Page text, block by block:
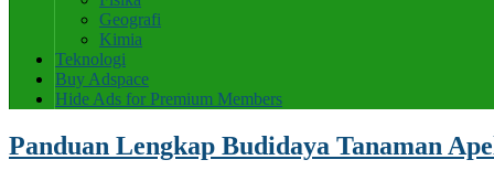
Geografi
Kimia
Teknologi
Buy Adspace
Hide Ads for Premium Members
Panduan Lengkap Budidaya Tanaman